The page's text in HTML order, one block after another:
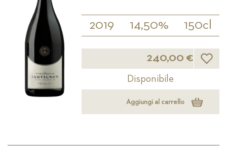
2019 14,50% 150cl
240,00 € Lista
Disponibile
Aggiungi al carrello